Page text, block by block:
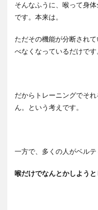
そんなふうに、喉って身
です。本来は。
ただその機能が分断され
べなくなっているだけです
だからトレーニングでそ
ん。という考えです。
一方で、多くの人がベルテ
喉だけでなんとかしよう